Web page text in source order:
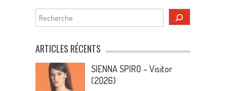
Rechercher
ARTICLES RÉCENTS
SIENNA SPIRO – Visitor
(2026)